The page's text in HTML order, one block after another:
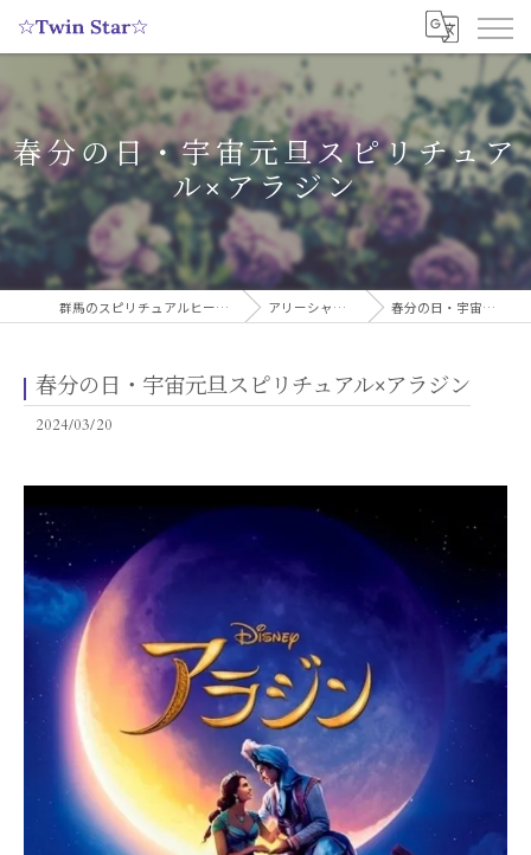
春分の日・宇宙元旦スピリチュア
ル×アラジン
群馬のスピリチュアルヒーリングサロンなら実績多数の☆Twin Star☆ アリーシャのスピリチュアルブログ 春分の日・宇宙元旦スピリチュアル×アラジン
春分の日・宇宙元旦スピリチュアル×アラジン
2024/03/20